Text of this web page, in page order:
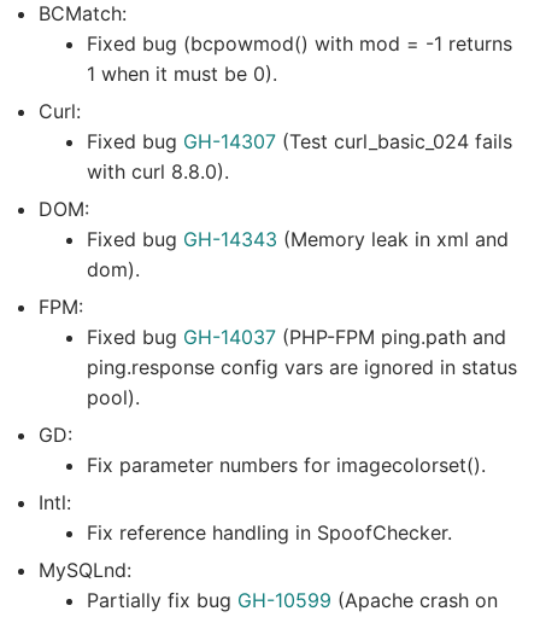
BCMatch:
Fixed bug (bcpowmod() with mod = -1 returns
1 when it must be 0).
Curl:
Fixed bug GH-14307 (Test curl_basic_024 fails
with curl 8.8.0).
DOM:
Fixed bug GH-14343 (Memory leak in xml and
dom).
FPM:
Fixed bug GH-14037 (PHP-FPM ping.path and
ping.response config vars are ignored in status
pool).
GD:
Fix parameter numbers for imagecolorset().
Intl:
Fix reference handling in SpoofChecker.
MySQLnd:
Partially fix bug GH-10599 (Apache crash on